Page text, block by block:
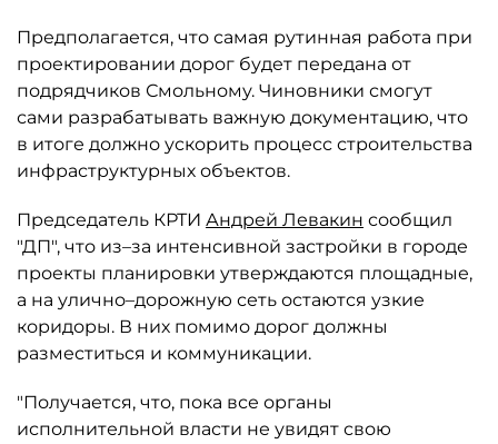
Предполагается, что самая рутинная работа при
проектировании дорог будет передана от
подрядчиков Смольному. Чиновники смогут
сами разрабатывать важную документацию, что
в итоге должно ускорить процесс строительства
инфраструктурных объектов.
Председатель КРТИ Андрей Левакин сообщил
"ДП", что из–за интенсивной застройки в городе
проекты планировки утверждаются площадные,
а на улично–дорожную сеть остаются узкие
коридоры. В них помимо дорог должны
разместиться и коммуникации.
"Получается, что, пока все органы
исполнительной власти не увидят свою